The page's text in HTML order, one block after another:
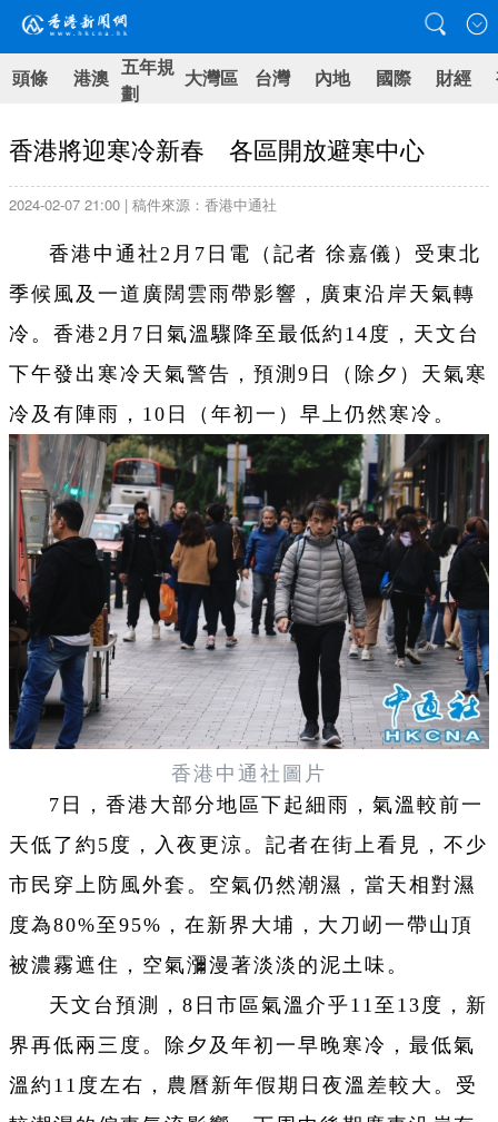
頭條 港澳 五年規
劃
大灣區 台灣 內地 國際 財經
香港將迎寒冷新春 各區開放避寒中心
2024-02-07 21:00 | 稿件來源：香港中通社
香港中通社2月7日電（記者 徐嘉儀）受東北
季候風及一道廣闊雲雨帶影響，廣東沿岸天氣轉
冷。香港2月7日氣溫驟降至最低約14度，天文台
下午發出寒冷天氣警告，預測9日（除夕）天氣寒
冷及有陣雨，10日（年初一）早上仍然寒冷。
香港中通社圖片
7日，香港大部分地區下起細雨，氣溫較前一
天低了約5度，入夜更涼。記者在街上看見，不少
市民穿上防風外套。空氣仍然潮濕，當天相對濕
度為80%至95%，在新界大埔，大刀屻一帶山頂
被濃霧遮住，空氣瀰漫著淡淡的泥土味。
天文台預測，8日市區氣溫介乎11至13度，新
界再低兩三度。除夕及年初一早晚寒冷，最低氣
溫約11度左右，農曆新年假期日夜溫差較大。受